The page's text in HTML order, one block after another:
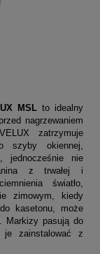
MSL to idealny
nagrzewaniem
zatrzymuje
szyby okiennej,
jednocześnie nie
z trwałej i
światło,
zimowym, kiedy
kasetonu, może
Markizy pasują do
zainstalować z